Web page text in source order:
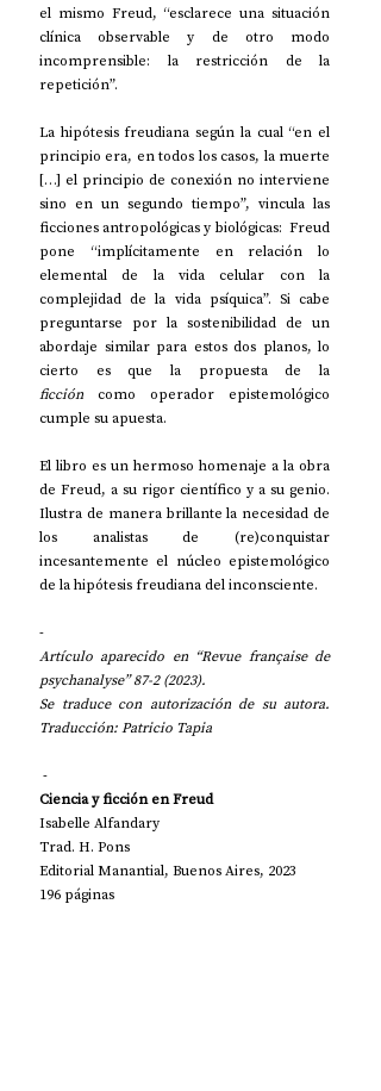
el mismo Freud, “esclarece una situación
clínica observable y de otro modo
incomprensible: la restricción de la
repetición”.
La hipótesis freudiana según la cual “en el
principio era, en todos los casos, la muerte
[…] el principio de conexión no interviene
sino en un segundo tiempo”, vincula las
ficciones antropológicas y biológicas: Freud
pone “implícitamente en relación lo
elemental de la vida celular con la
complejidad de la vida psíquica”. Si cabe
preguntarse por la sostenibilidad de un
abordaje similar para estos dos planos, lo
ficción como operador epistemológico
cumple su apuesta.
El libro es un hermoso homenaje a la obra
de Freud, a su rigor científico y a su genio.
Ilustra de manera brillante la necesidad de
los analistas de (re)conquistar
incesantemente el núcleo epistemológico
de la hipótesis freudiana del inconsciente.
-
Artículo aparecido en “Revue française de
psychanalyse” 87-2 (2023).
Se traduce con autorización de su autora.
Traducción: Patricio Tapia
-
Ciencia y ficción en Freud
Isabelle Alfandary
Trad. H. Pons
Editorial Manantial, Buenos Aires, 2023
196 páginas